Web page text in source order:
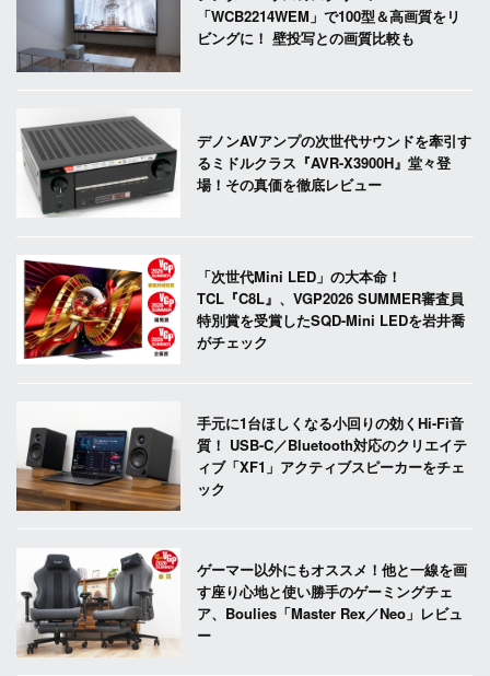
「WCB2214WEM」で100型＆高画質をリ
ビングに！ 壁投写との画質比較も
デノンAVアンプの次世代サウンドを牽引す
るミドルクラス『AVR-X3900H』堂々登
場！その真価を徹底レビュー
「次世代Mini LED」の大本命！
TCL『C8L』、VGP2026 SUMMER審査員
特別賞を受賞したSQD-Mini LEDを岩井喬
がチェック
手元に1台ほしくなる小回りの効くHi-Fi音
質！ USB-C／Bluetooth対応のクリエイテ
ィブ「XF1」アクティブスピーカーをチェ
ック
ゲーマー以外にもオススメ！他と一線を画
す座り心地と使い勝手のゲーミングチェ
ア、Boulies「Master Rex／Neo」レビュ
ー